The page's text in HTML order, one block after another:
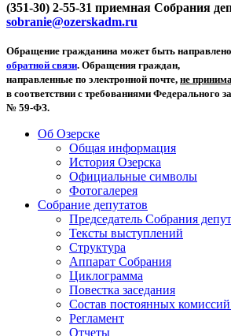
(351-30) 2-55-31 приемная Собрания
sobranie@ozerskadm.ru
Обращение гражданина может быть направлено
обратной связи. Обращения граждан,
направленные по электронной почте, не
в соответствии с требованиями Федерального
№ 59-ФЗ.
Об Озерске
Общая информация
История Озерска
Официальные символы
Фотогалерея
Собрание депутатов
Председатель Собрания
Тексты выступлений
Структура
Аппарат Собрания
Циклограмма
Повестка заседания
Состав постоянных
Регламент
Отчеты